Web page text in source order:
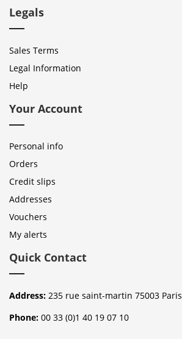
Legals
Sales Terms
Legal Information
Help
Your Account
Personal info
Orders
Credit slips
Addresses
Vouchers
My alerts
Quick Contact
Address: 235 rue saint-martin 75003 Paris
Phone: 00 33 (0)1 40 19 07 10